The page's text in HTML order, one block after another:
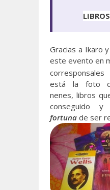
Gracias a Ikaro
este evento en
está la foto
nenes, libros
conseguido
fortuna de ser